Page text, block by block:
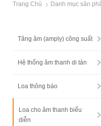
Trang Chủ Danh mục sản
Tăng âm (amply) công suất
Hệ thống âm thanh di tản
Loa thông báo
Loa cho âm thanh biểu
diễn